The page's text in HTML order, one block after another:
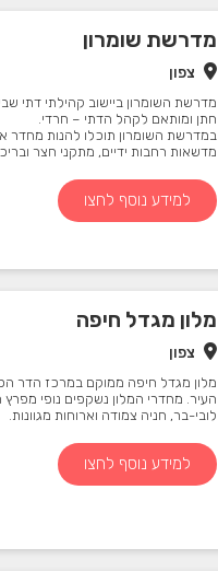
מדרשת שומרון
צפון
מדרשת השומרון ביישוב קהילתי דתי
חתן ומותאם לקהל הדתי – חרדי.
במדרשת השומרון תוכלו להנות מחדר
מדשאות רחבות ידיים, מתקני חצר
למידע נוסף לחצו
מלון מגדל חיפה
צפון
מלון מגדל חיפה ממוקם במרכז הדר
העיר. מחדרי המלון נשקפים נופי
לובי-בר, חניה צמודה וארוחות מגוונות.
למידע נוסף לחצו